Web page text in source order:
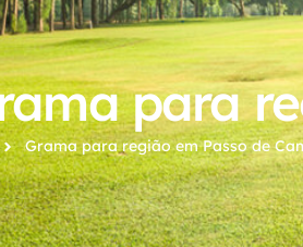
para
Grama para região​ em Passo de